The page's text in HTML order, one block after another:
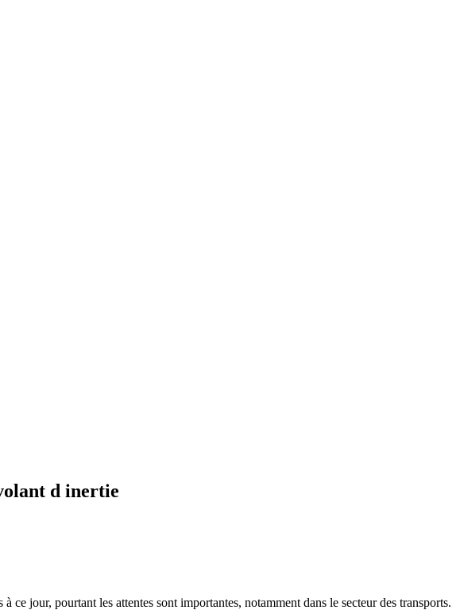
d inertie
ce jour, pourtant les attentes sont importantes, notamment dans le secteur des transports.